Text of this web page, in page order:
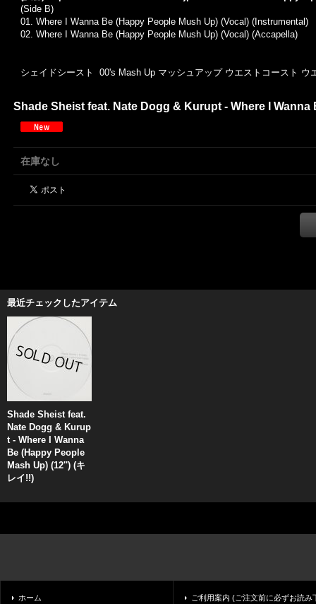
(Side B)
01. Where I Wanna Be (Happy People Mush Up) (Vocal) (Instrumental)
02. Where I Wanna Be (Happy People Mush Up) (Vocal) (Accapella)
シェイドシースト 00's Mash Up マッシュアップ ウエストコースト
Shade Sheist feat. Nate Dogg & Kurupt - Where I
在庫なし
最近チェックしたアイテム
Shade Sheist feat.
Nate Dogg & Kurup
t - Where I Wanna
Be (Happy People
Mash Up) (12'') (キ
レイ!!)
ホーム ご利用案内 (ご注文前に必ずお読み